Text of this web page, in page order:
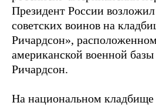
Президент России
советских воинов на
Ричардсон»,
американской военной
Ричардсон.
На национальном кладбище